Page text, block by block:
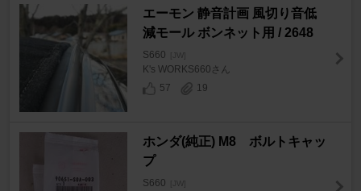
エーモン 静音計画 風切り音低
減モール ボンネット用 / 2648
S660 [JW]
K's WORKS660さん
57
19
ホンダ(純正) M8 ボルトキャッ
プ
S660 [JW]